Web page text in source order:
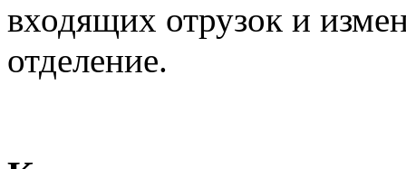
входящих отрузок и
отделение.